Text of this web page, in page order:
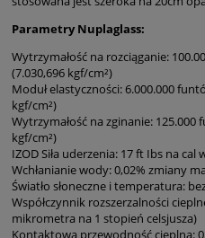
Parametry Nuplaglass:
Wytrzymałość na rozciąganie:
(7.030,696 kgf/cm²)
Moduł elastyczności: 6.000.000
kgf/cm²)
Wytrzymałość na zginanie:
kgf/cm²)
IZOD Siła uderzenia: 17 ft Ibs na cal
Wchłanianie wody: 0,02% zmiany
Światło słoneczne i temperatura:
Współczynnik rozszerzalności
mikrometra na 1 stopień celsjusza)
Kontaktowa przewodność cieplna: